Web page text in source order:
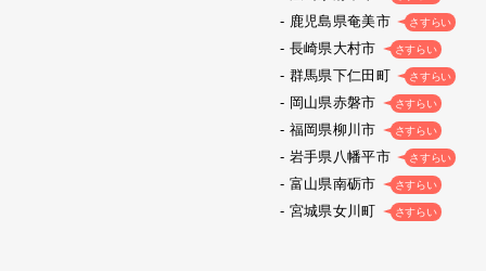
鹿児島県奄美市 さすらい
長崎県大村市 さすらい
群馬県下仁田町 さすらい
岡山県赤磐市 さすらい
福岡県柳川市 さすらい
岩手県八幡平市 さすらい
富山県南砺市 さすらい
宮城県女川町 さすらい